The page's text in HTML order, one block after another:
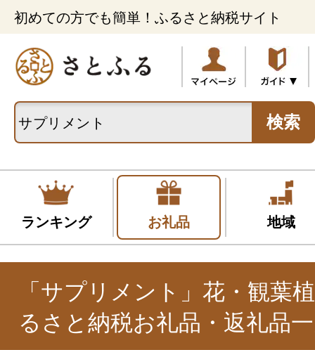
初めての方でも簡単！ふるさと納税サイト
検索
ランキング お礼品 地域
「サプリメント」花・観葉
るさと納税お礼品・返礼品